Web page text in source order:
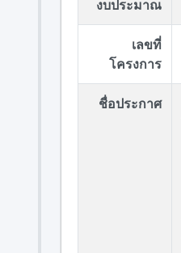
งบประมาณ
เลขที่
โครงการ
ชื่อประกาศ